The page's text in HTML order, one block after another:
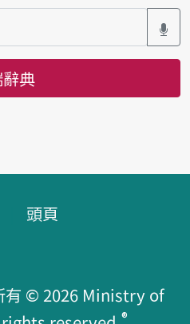
典
頭頁
有 © 2026 Ministry of
®